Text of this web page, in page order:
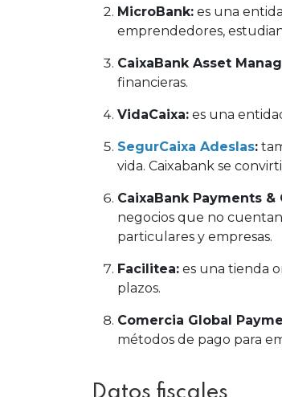
MicroBank: es una
emprendedores,
CaixaBank Asset
financieras.
VidaCaixa: es una
SegurCaixa Adeslas:
vida. Caixabank se
CaixaBank Payments &
negocios que no
particulares y empresas.
Facilitea: es una tienda
plazos.
Comercia Global
métodos de pago para